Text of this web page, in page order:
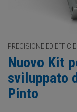
PRECISIONE ED
Nuovo Kit
sviluppato
Pinto